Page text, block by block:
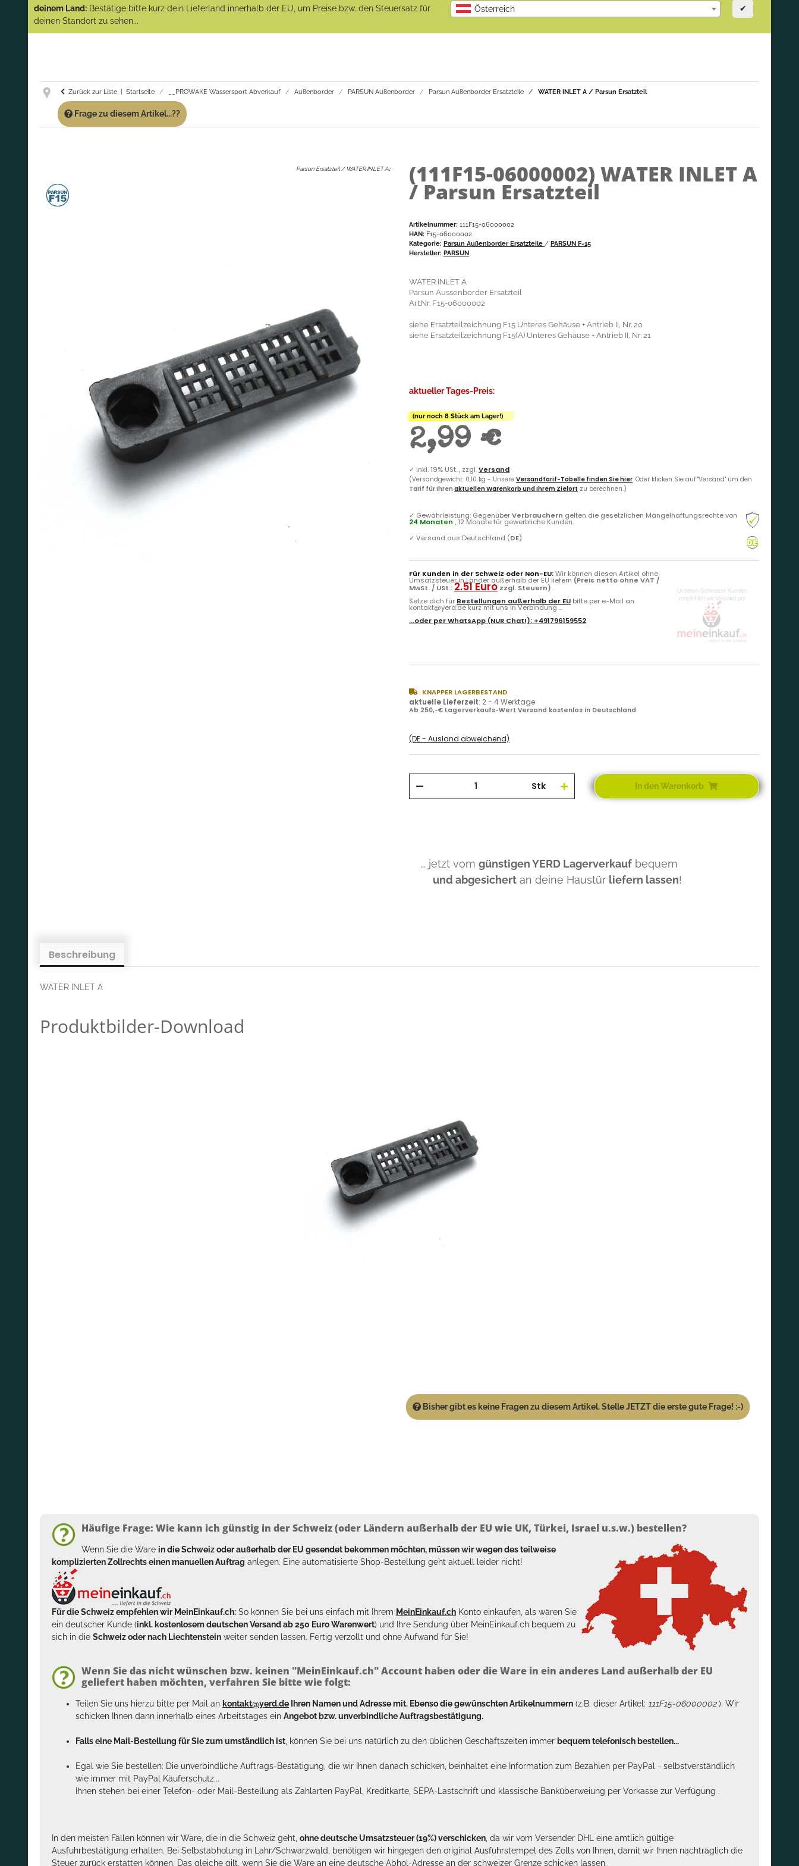
(Abverkauf)!
GARANTIE UND SERVICE:
Artikeln einfach an!
deinem Land: Bestätige bitte kurz dein Lieferland innerhalb der EU, um Preise bzw. den Steuersatz für
deinen Standort zu sehen...
Österreich ✔
Zurück zur Liste Startseite __PROWAKE Wassersport Abverkauf Außenborder PARSUN Außenborder Parsun Außenborder Ersatzteile WATER INLET A / Parsun Ersatzteil
Frage zu diesem Artikel...??
Parsun Ersatzteil / WATER INLET A: (111F15-06000002) WATER INLET A
/ Parsun Ersatzteil
Artikelnummer: 111F15-06000002
HAN: F15-06000002
Kategorie: Parsun Außenborder Ersatzteile / PARSUN F-15
Hersteller: PARSUN
WATER INLET A
Parsun Aussenborder Ersatzteil
Art.Nr. F15-06000002
siehe Ersatzteilzeichnung F15 Unteres Gehäuse + Antrieb II, Nr. 20
siehe Ersatzteilzeichnung F15(A) Unteres Gehäuse + Antrieb II, Nr. 21
aktueller Tages-Preis:
(nur noch 8 Stück am Lager!)
2,99 €
✓ inkl. 19% USt. , zzgl.Versand
(Versandgewicht: 0,10 kg - Unsere Versandtarif-Tabelle finden Sie hier. Oder klicken Sie auf "Versand" um den
Tarif für Ihren aktuellen Warenkorb und Ihrem Zielort zu berechnen.)
✓ Gewährleistung: GegenüberVerbrauchern gelten die gesetzlichen Mängelhaftungsrechte von
24 Monaten , 12 Monate für gewerbliche Kunden.
✓ Versand aus Deutschland (DE)
Für Kunden in der Schweiz oder Non-EU:Wir können diesen Artikel ohne
Umsatzsteuer in Länder außerhalb der EU liefern (Preis netto ohne VAT /
MwSt. / USt.: 2.51 Euro zzgl. Steuern) .
Setze dich für Bestellungen außerhalb der EU bitte per e-Mail an
kontakt@yerd.de kurz mit uns in Verbindung ...
...oder perWhatsApp (NUR Chat!): +491796159552
KNAPPER LAGERBESTAND
aktuelle Lieferzeit: 2 - 4 Werktage
Ab 250,-€ Lagerverkaufs-Wert Versand kostenlos in Deutschland
(DE - Ausland abweichend)
Stk In den Warenkorb
... jetzt vom günstigen YERD Lagerverkauf bequem
und abgesichert an deine Haustür liefern lassen!
Beschreibung
WATER INLET A
Produktbilder-Download
Bisher gibt es keine Fragen zu diesem Artikel. Stelle JETZT die erste gute Frage! :-)
Häufige Frage: Wie kann ich günstig in der Schweiz (oder Ländern außerhalb der EU wie UK, Türkei, Israel u.s.w.) bestellen?
Wenn Sie die Ware in die Schweiz oder außerhalb der EU gesendet bekommen möchten, müssen wir wegen des teilweise
komplizierten Zollrechts einen manuellen Auftrag anlegen. Eine automatisierte Shop-Bestellung geht aktuell leider nicht!
Für die Schweiz empfehlen wir MeinEinkauf.ch: So können Sie bei uns einfach mit Ihrem MeinEinkauf.ch Konto einkaufen, als wären Sie
ein deutscher Kunde (inkl. kostenlosem deutschen Versand ab 250 Euro Warenwert) und Ihre Sendung über MeinEinkauf.ch bequem zu
sich in die Schweiz oder nach Liechtenstein weiter senden lassen. Fertig verzollt und ohne Aufwand für Sie!
Wenn Sie das nicht wünschen bzw. keinen "MeinEinkauf.ch" Account haben oder die Ware in ein anderes Land außerhalb der EU
geliefert haben möchten, verfahren Sie bitte wie folgt:
Teilen Sie uns hierzu bitte per Mail an kontakt@yerd.de Ihren Namen und Adresse mit. Ebenso die gewünschten Artikelnummern (z.B. dieser Artikel: 111F15-06000002). Wir
schicken Ihnen dann innerhalb eines Arbeitstages ein Angebot bzw. unverbindliche Auftragsbestätigung.
Falls eine Mail-Bestellung für Sie zum umständlich ist , können Sie bei uns natürlich zu den üblichen Geschäftszeiten immer bequem telefonisch bestellen...
Egal wie Sie bestellen: Die unverbindliche Auftrags-Bestätigung, die wir Ihnen danach schicken, beinhaltet eine Information zum Bezahlen per PayPal - selbstverständlich
wie immer mit PayPal Käuferschutz...
Ihnen stehen bei einer Telefon- oder Mail-Bestellung als Zahlarten PayPal, Kreditkarte, SEPA-Lastschrift und klassische Banküberweiung per Vorkasse zur Verfügung .
In den meisten Fällen können wir Ware, die in die Schweiz geht, ohne deutsche Umsatzsteuer (19%) verschicken , da wir vom Versender DHL eine amtlich gültige
Ausfuhrbestätigung erhalten. Bei Selbstabholung in Lahr/Schwarzwald, benötigen wir hingegen den original Ausfuhrstempel des Zolls von Ihnen, damit wir Ihnen nachträglich die
Steuer zurück erstatten können. Das gleiche gilt, wenn Sie die Ware an eine deutsche Abhol-Adresse an der schweizer Grenze schicken lassen.